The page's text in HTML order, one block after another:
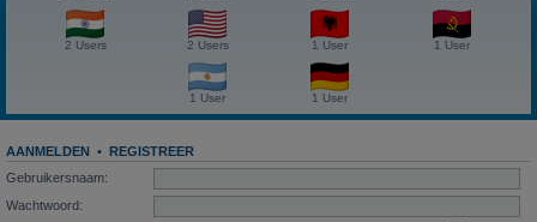
2 Users 2 Users 1 User 1 User
1 User 1 User
AANMELDEN • REGISTREER
Gebruikersnaam:
Wachtwoord: